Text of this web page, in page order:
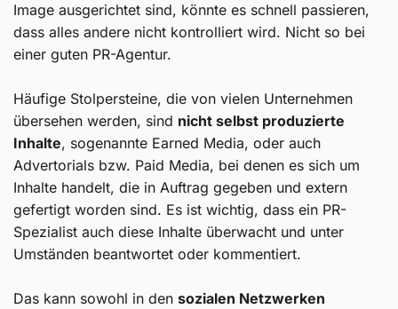
Image ausgerichtet sind, könnte es schnell passieren,
dass alles andere nicht kontrolliert wird. Nicht so bei
einer guten PR-Agentur.
Häufige Stolpersteine, die von vielen Unternehmen
übersehen werden, sind nicht selbst produzierte
Inhalte, sogenannte Earned Media, oder auch
Advertorials bzw. Paid Media, bei denen es sich um
Inhalte handelt, die in Auftrag gegeben und extern
gefertigt worden sind. Es ist wichtig, dass ein PR-
Spezialist auch diese Inhalte überwacht und unter
Umständen beantwortet oder kommentiert.
Das kann sowohl in den sozialen Netzwerken